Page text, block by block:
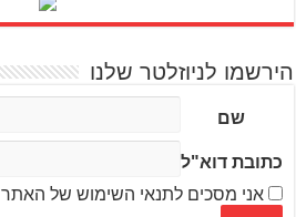
הירשמו לניוזלטר שלנו
שם
כתובת דוא"ל
אני מסכים לתנאי השימוש של האתר